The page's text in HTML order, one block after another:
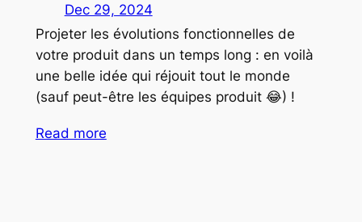
Dec 29, 2024
Projeter les évolutions fonctionnelles de
votre produit dans un temps long : en voilà
une belle idée qui réjouit tout le monde
(sauf peut-être les équipes produit 😂) !
Read more